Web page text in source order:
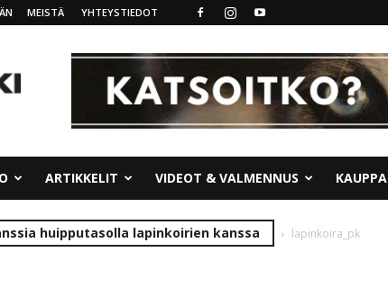
MEISTÄ YHTEYSTIEDOT
ARTIKKELIT VIDEOT & VALMENNUS KAUPPA
huipputasolla lapinkoirien kanssa lapinkoira_pk